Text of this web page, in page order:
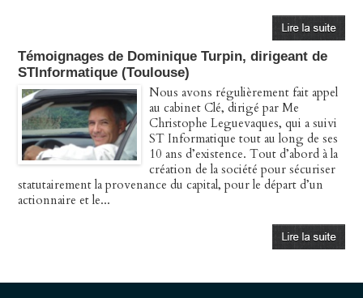
Témoignages de Dominique Turpin, dirigeant de
STInformatique (Toulouse)
Nous avons régulièrement fait appel
au cabinet Clé, dirigé par Me
Christophe Leguevaques, qui a suivi
ST Informatique tout au long de ses
10 ans d’existence. Tout d’abord à la
création de la société pour sécuriser
statutairement la provenance du capital, pour le départ d’un
actionnaire et le...